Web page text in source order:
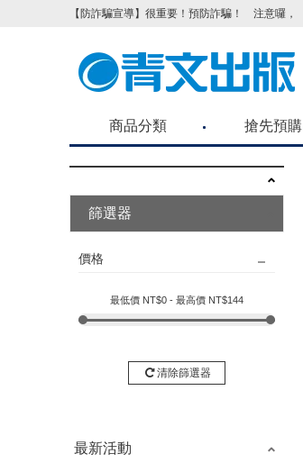
【防詐騙宣導】很重要！預防詐騙！ 注意囉，
商品分類 搶先預購
篩選器
價格
最低價 NT$0 - 最高價 NT$144
清除篩選器
最新活動